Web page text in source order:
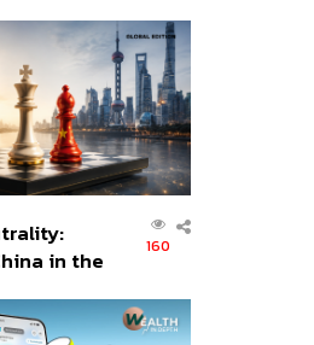
ย –
in the
160